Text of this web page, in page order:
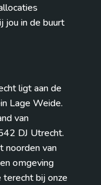
jou in de buurt
ligt aan de
Lage Weide.
van
DJ Utrecht.
noorden van
omgeving
terecht bij onze